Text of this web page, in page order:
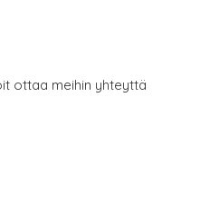
ottaa meihin yhteyttä